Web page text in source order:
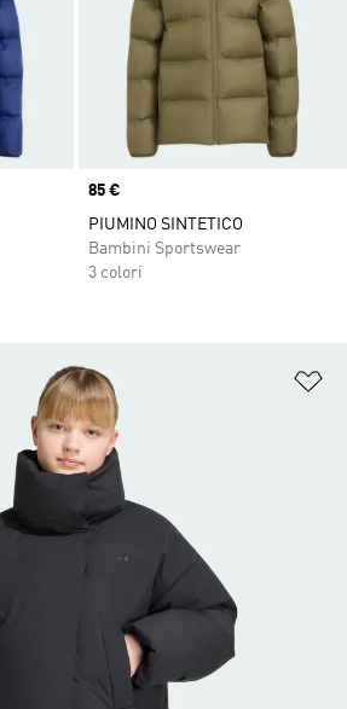
Price
85 €
PIUMINO SINTETICO
Bambini Sportswear
3 colori